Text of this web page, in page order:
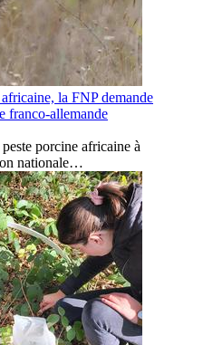
la FNP demande
franco-allemande
porcine africaine à
nationale…